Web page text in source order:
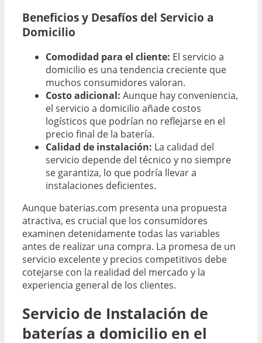
Beneficios y Desafíos del Servicio a
Domicilio
Comodidad para el cliente: El servicio a
domicilio es una tendencia creciente que
muchos consumidores valoran.
Costo adicional: Aunque hay conveniencia,
el servicio a domicilio añade costos
logísticos que podrían no reflejarse en el
precio final de la batería.
Calidad de instalación: La calidad del
servicio depende del técnico y no siempre
se garantiza, lo que podría llevar a
instalaciones deficientes.
Aunque baterias.com presenta una propuesta
atractiva, es crucial que los consumidores
examinen detenidamente todas las variables
antes de realizar una compra. La promesa de un
servicio excelente y precios competitivos debe
cotejarse con la realidad del mercado y la
experiencia general de los clientes.
Servicio de Instalación de
baterías a domicilio en el